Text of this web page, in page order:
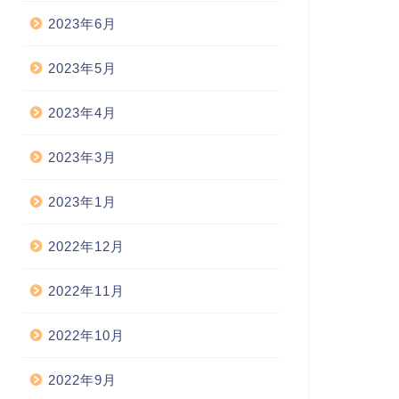
2023年6月
2023年5月
2023年4月
2023年3月
2023年1月
2022年12月
2022年11月
2022年10月
2022年9月